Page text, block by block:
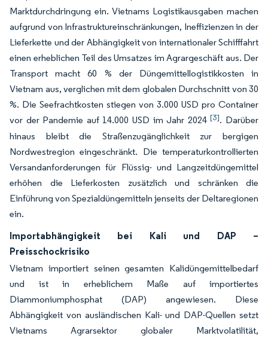
Marktdurchdringung ein. Vietnams Logistikausgaben machen
aufgrund von Infrastruktureinschränkungen, Ineffizienzen in der
Lieferkette und der Abhängigkeit von internationaler Schifffahrt
einen erheblichen Teil des Umsatzes im Agrargeschäft aus. Der
Transport macht 60 % der Düngemittellogistikkosten in
Vietnam aus, verglichen mit dem globalen Durchschnitt von 30
%. Die Seefrachtkosten stiegen von 3.000 USD pro Container
vor der Pandemie auf 14.000 USD im Jahr 2024[3]. Darüber
hinaus bleibt die Straßenzugänglichkeit zur bergigen
Nordwestregion eingeschränkt. Die temperaturkontrollierten
Versandanforderungen für Flüssig- und Langzeitdüngemittel
erhöhen die Lieferkosten zusätzlich und schränken die
Einführung von Spezialdüngemitteln jenseits der Deltaregionen
ein.
Importabhängigkeit bei Kali und DAP –
Preisschockrisiko
Vietnam importiert seinen gesamten Kalidüngemittelbedarf
und ist in erheblichem Maße auf importiertes
Diammoniumphosphat (DAP) angewiesen. Diese
Abhängigkeit von ausländischen Kali- und DAP-Quellen setzt
Vietnams Agrarsektor globaler Marktvolatilität,